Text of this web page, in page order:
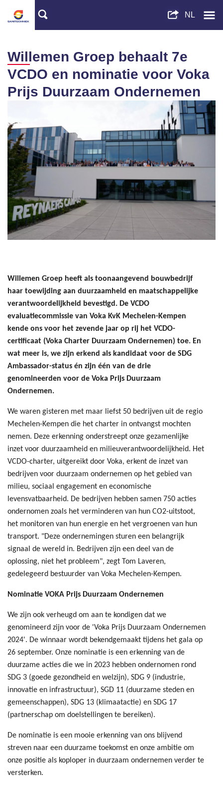
Willemen Groep behaalt 7e
VCDO en nominatie voor Voka
Prijs Duurzaam Ondernemen
Willemen Groep heeft als toonaangevend bouwbedrijf
haar toewijding aan duurzaamheid en maatschappelijke
verantwoordelijkheid bevestigd. De VCDO
evaluatiecommissie van Voka KvK Mechelen-Kempen
kende ons voor het zevende jaar op rij het VCDO-
certificaat (Voka Charter Duurzaam Ondernemen) toe. En
wat meer is, we zijn erkend als kandidaat voor de SDG
Ambassador-status én zijn één van de drie
genomineerden voor de Voka Prijs Duurzaam
Ondernemen.
We waren gisteren met maar liefst 50 bedrijven uit de regio
Mechelen-Kempen die het charter in ontvangst mochten
nemen. Deze erkenning onderstreept onze gezamenlijke
inzet voor duurzaamheid en milieuverantwoordelijkheid. Het
VCDO-charter, uitgereikt door Voka, erkent de inzet van
bedrijven voor duurzaam ondernemen op het gebied van
milieu, sociaal engagement en economische
levensvatbaarheid. De bedrijven hebben samen 750 acties
ondernomen zoals het verminderen van hun CO2-uitstoot,
het monitoren van hun energie en het vergroenen van hun
transport. "Deze ondernemingen sturen een belangrijk
signaal de wereld in. Bedrijven zijn een deel van de
oplossing, niet het probleem", zegt Tom Laveren,
gedelegeerd bestuurder van Voka Mechelen-Kempen.
Nominatie VOKA Prijs Duurzaam Ondernemen
We zijn ook verheugd om aan te kondigen dat we
genomineerd zijn voor de 'Voka Prijs Duurzaam Ondernemen
2024'. De winnaar wordt bekendgemaakt tijdens het gala op
26 september. Onze nominatie is een erkenning van de
duurzame acties die we in 2023 hebben ondernomen rond
SDG 3 (goede gezondheid en welzijn), SDG 9 (industrie,
innovatie en infrastructuur), SGD 11 (duurzame steden en
gemeenschappen), SDG 13 (klimaatactie) en SDG 17
(partnerschap om doelstellingen te bereiken).
De nominatie is een mooie erkenning van ons blijvend
streven naar een duurzame toekomst en onze ambitie om
onze positie als koploper in duurzaam ondernemen verder te
versterken.